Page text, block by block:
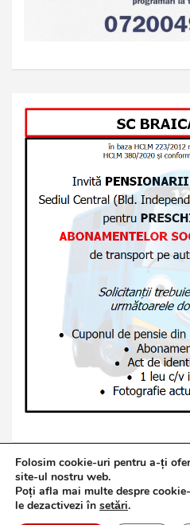
Copyright © 2026
Politică de confidențialitate
Folosim cookie-uri pentru a-ți
site-ul nostru web.
Poți afla mai multe despre
le dezactivezi în setări.